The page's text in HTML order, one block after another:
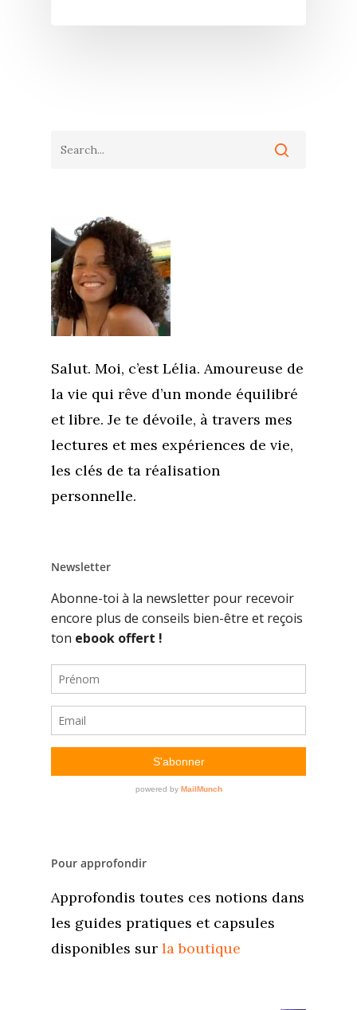
Salut. Moi, c’est Lélia. Amoureuse de
la vie qui rêve d’un monde équilibré
et libre. Je te dévoile, à travers mes
lectures et mes expériences de vie,
les clés de ta réalisation
personnelle.
Newsletter
Pour approfondir
Approfondis toutes ces notions dans
les guides pratiques et capsules
disponibles sur la boutique
Accueil